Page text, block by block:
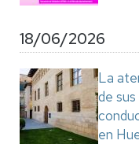
18/06/2026
La
de
en